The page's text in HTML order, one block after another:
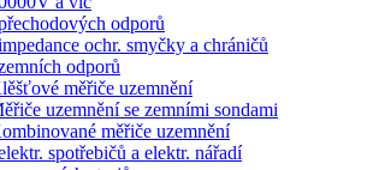
odporů
ochr. smyčky a chráničů
odporů
měřiče uzemnění
uzemnění se zemními sondami
měřiče uzemnění
spotřebičů a elektr. nářadí